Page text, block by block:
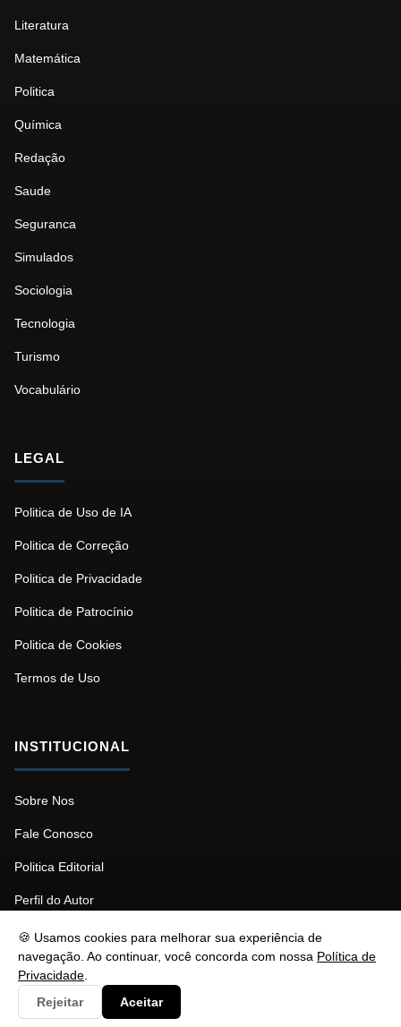
🍪 Usamos cookies para melhorar sua experiência de
navegação. Ao continuar, você concorda com nossa Política de
Privacidade
Rejeitar
Aceitar
Literatura
Matemática
Politica
Química
Redação
Saude
Seguranca
Simulados
Sociologia
Tecnologia
Turismo
Vocabulário
LEGAL
Politica de Uso de IA
Politica de Correção
Politica de Privacidade
Politica de Patrocínio
Politica de Cookies
Termos de Uso
INSTITUCIONAL
Sobre Nos
Fale Conosco
Politica Editorial
Perfil do Autor
© 2026 Psicopedagogia. Todos os direitos reservados.
Responsável: Stéfano Barcellos | contato@nztbr.com